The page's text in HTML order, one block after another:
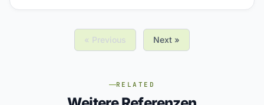
« Previous Next »
RELATED